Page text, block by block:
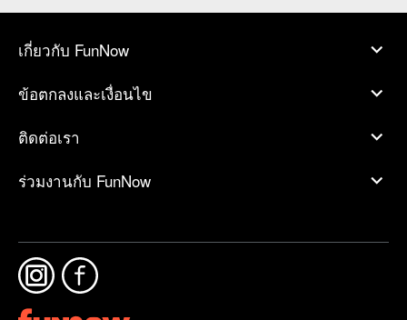
เกี่ยวกับ FunNow
ข้อตกลงและเงื่อนไข
ติดต่อเรา
ร่วมงานกับ FunNow